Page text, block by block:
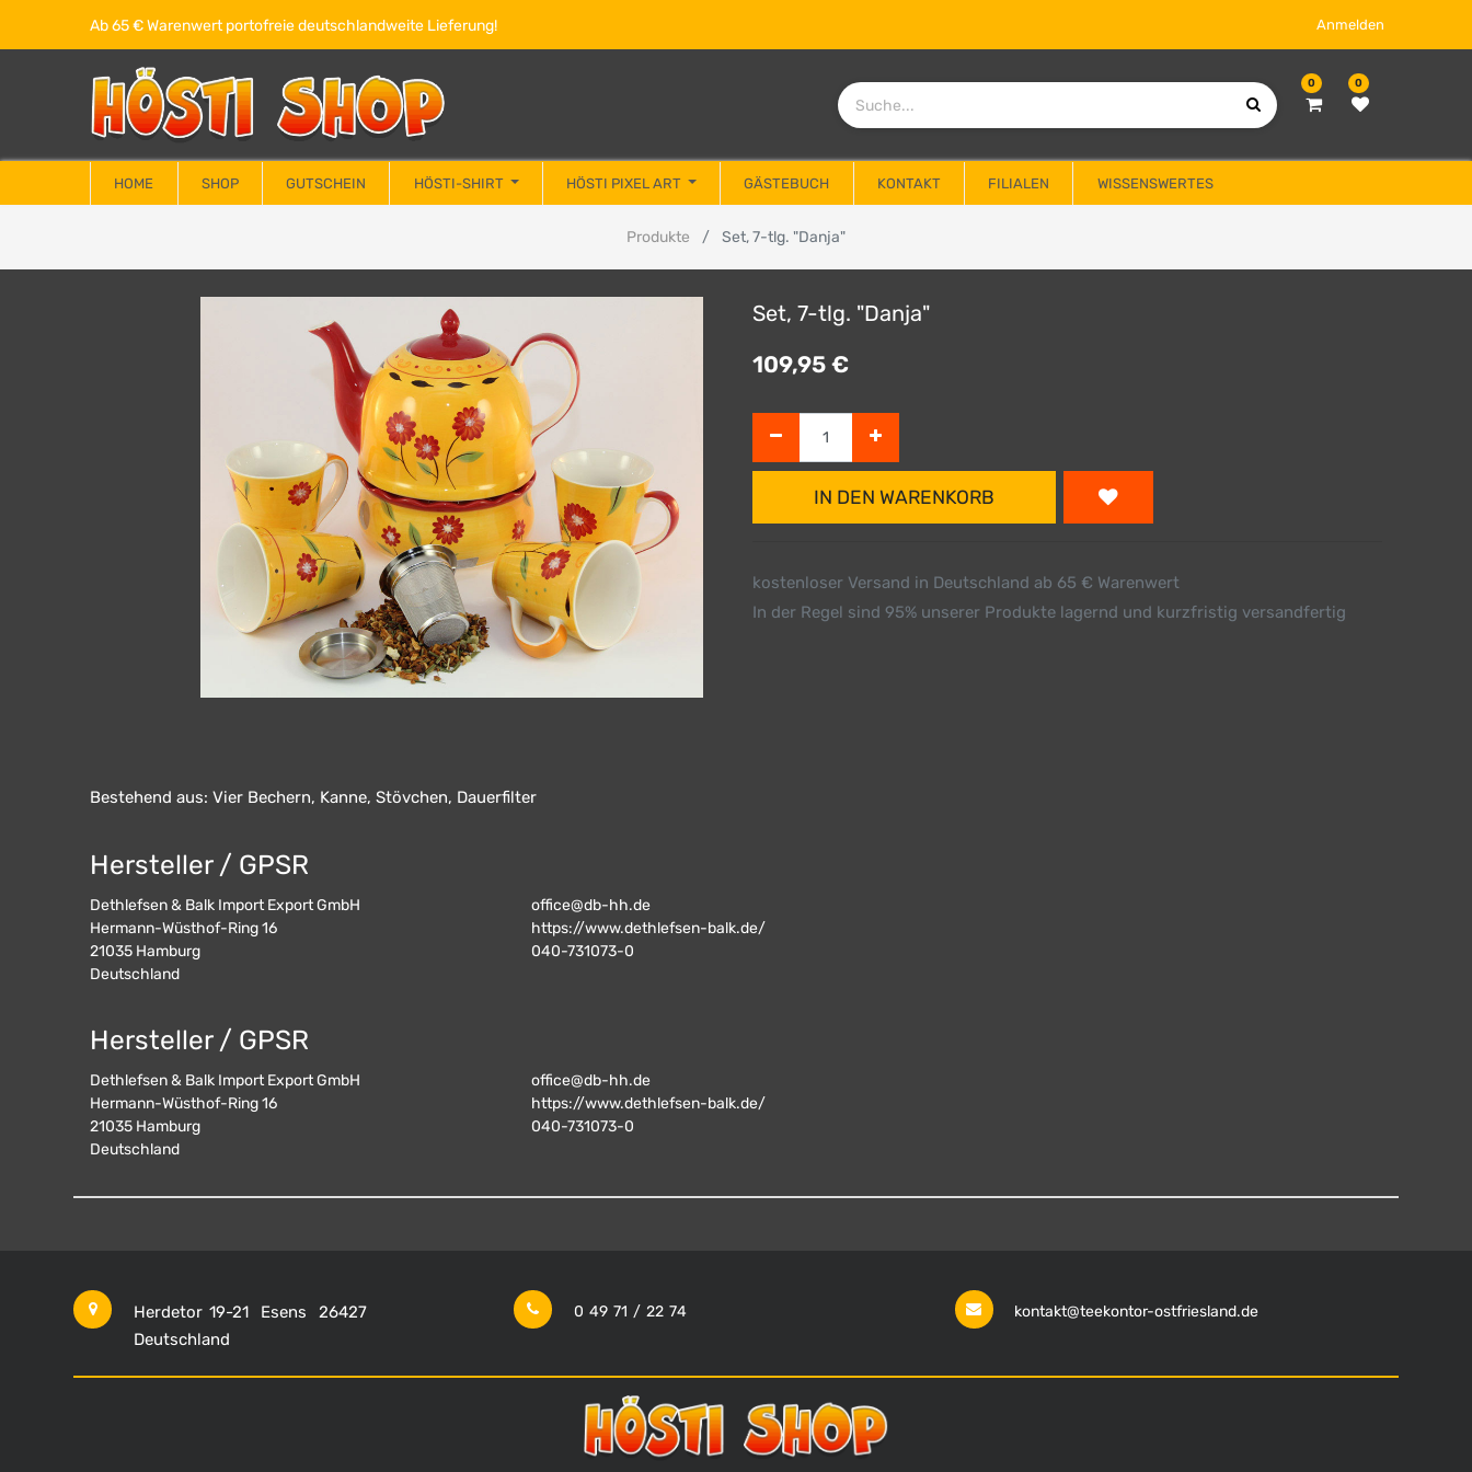
Ab 65 € Warenwert portofreie deutschlandweite Lieferung! Anmelden
0 0
HOME SHOP GUTSCHEIN HÖSTI-SHIRT HÖSTI PIXEL ART GÄSTEBUCH KONTAKT FILIALEN WISSENSWERTES
Produkte Set, 7-tlg. "Danja"
Set, 7-tlg. "Danja"
109,95 €
IN DEN WARENKORB
kostenloser Versand in Deutschland ab 65 € Warenwert
In der Regel sind 95% unserer Produkte lagernd und kurzfristig versandfertig
Bestehend aus: Vier Bechern, Kanne, Stövchen, Dauerfilter
Hersteller / GPSR
Dethlefsen & Balk Import Export GmbH
Hermann-Wüsthof-Ring 16
21035 Hamburg
Deutschland
office@db-hh.de
https://www.dethlefsen-balk.de/
040-731073-0
Hersteller / GPSR
Dethlefsen & Balk Import Export GmbH
Hermann-Wüsthof-Ring 16
21035 Hamburg
Deutschland
office@db-hh.de
https://www.dethlefsen-balk.de/
040-731073-0
Herdetor 19-21 Esens
26427
Deutschland
0 49 71 / 22 74 kontakt@teekontor-ostfriesland.de